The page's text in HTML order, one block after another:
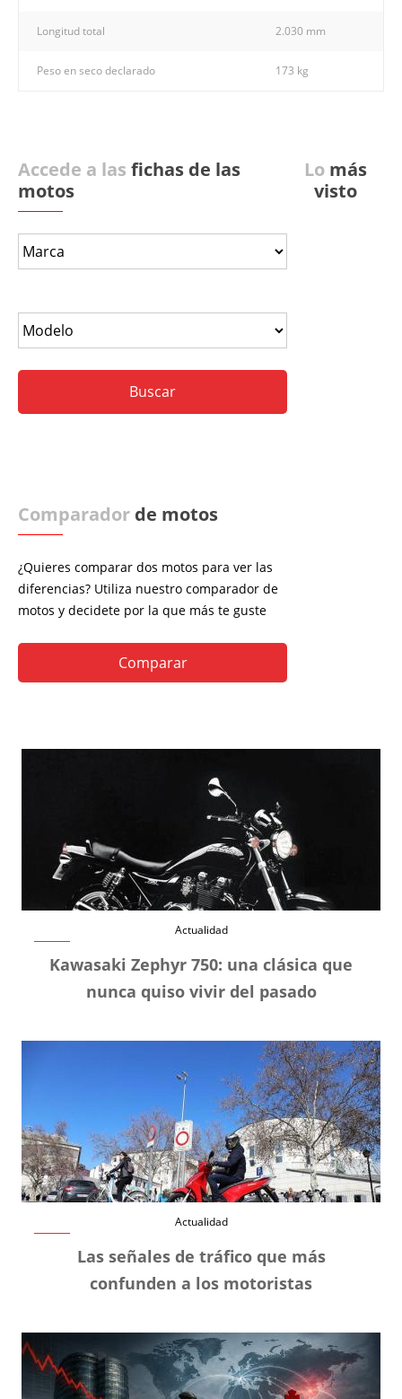
Longitud total 2.030 mm
Peso en seco declarado 173 kg
Accede a las fichas de las
motos
Comparador de motos
¿Quieres comparar dos motos para ver las
diferencias? Utiliza nuestro comparador de
motos y decidete por la que más te guste
Comparar
Lo más
visto
Actualidad
Kawasaki Zephyr 750: una clásica que
nunca quiso vivir del pasado
Actualidad
Las señales de tráfico que más
confunden a los motoristas